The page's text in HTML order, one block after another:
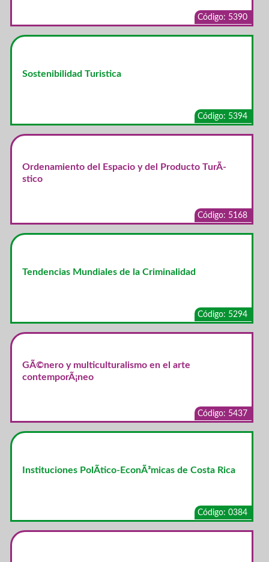
Código: 5390
Sostenibilidad Turistica
Código: 5394
Ordenamiento del Espacio y del Producto TurÃ­
stico
Código: 5168
Tendencias Mundiales de la Criminalidad
Código: 5294
GÃ©nero y multiculturalismo en el arte
contemporÃ¡neo
Código: 5437
Instituciones PolÃ­tico-EconÃ³micas de Costa Rica
Código: 0384